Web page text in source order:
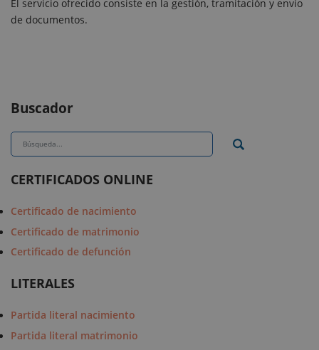
El servicio ofrecido consiste en la gestión, tramitación y envío
de documentos.
Buscador
CERTIFICADOS ONLINE
Certificado de nacimiento
Certificado de matrimonio
Certificado de defunción
LITERALES
Partida literal nacimiento
Partida literal matrimonio